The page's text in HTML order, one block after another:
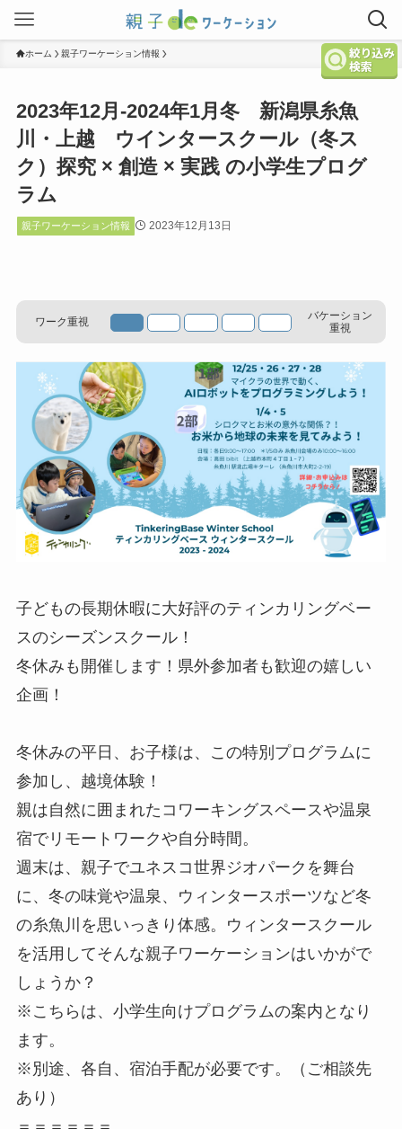
ホーム 親子ワーケーション情報
2023年12月-2024年1月冬 新潟県糸魚
川・上越 ウインタースクール（冬ス
ク）探究 × 創造 × 実践 の小学生プログ
ラム
親子ワーケーション情報 2023年12月13日
ワーク重視
バケーション
重視
子どもの長期休暇に大好評のティンカリングベー
スのシーズンスクール！
冬休みも開催します！県外参加者も歓迎の嬉しい
企画！
冬休みの平日、お子様は、この特別プログラムに
参加し、越境体験！
親は自然に囲まれたコワーキングスペースや温泉
宿でリモートワークや自分時間。
週末は、親子でユネスコ世界ジオパークを舞台
に、冬の味覚や温泉、ウィンタースポーツなど冬
の糸魚川を思いっきり体感。ウィンタースクール
を活用してそんな親子ワーケーションはいかがで
しょうか？
※こちらは、小学生向けプログラムの案内となり
ます。
※別途、各自、宿泊手配が必要です。（ご相談先
あり）